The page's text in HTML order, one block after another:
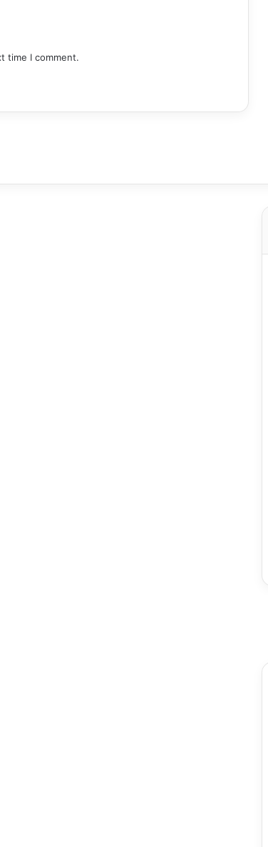
time I comment.